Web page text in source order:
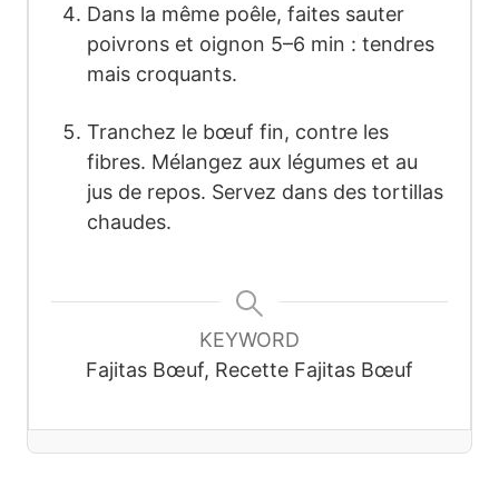
Dans la même poêle, faites sauter
poivrons et oignon 5–6 min : tendres
mais croquants.
Tranchez le bœuf fin, contre les
fibres. Mélangez aux légumes et au
jus de repos. Servez dans des tortillas
chaudes.
KEYWORD
Fajitas Bœuf, Recette Fajitas Bœuf